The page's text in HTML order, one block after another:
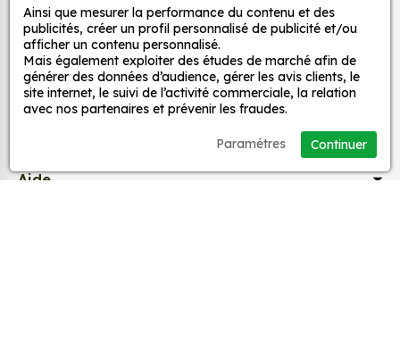
nos Sticker BMW Logo Rose sont disponibles
dans une large gamme de motifs et de
couleurs, ce qui vous permet de trouver le
sticker parfait pour votre décoration.
Une installation facile : nos stickers sont faciles
à installer, même pour les débutants. Il suffit de
les décoller de leur support et de les coller sur
la surface souhaitée. Vous pouvez vous aider
d’une raclette si besoin.
Nos services
Nos sites
Aide
Ainsi que mesurer la performance du contenu et des
publicités, créer un profil personnalisé de publicité et/ou
afficher un contenu personnalisé.
Mais également exploiter des études de marché afin de
générer des données d’audience, gérer les avis clients, le
site internet, le suivi de l’activité commerciale, la relation
avec nos partenaires et prévenir les fraudes.
Continuer
Paramétres